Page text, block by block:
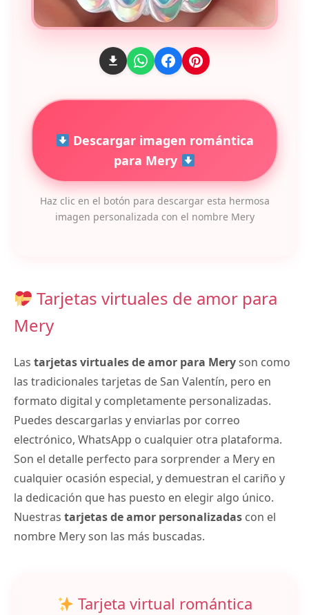
Descargar imagen romántica
para Mery
Haz clic en el botón para descargar esta hermosa
imagen personalizada con el nombre Mery
Tarjetas virtuales de amor para
Mery
Las tarjetas virtuales de amor para Meryson como
las tradicionales tarjetas de San Valentín, pero en
formato digital y completamente personalizadas.
Puedes descargarlas y enviarlas por correo
electrónico, WhatsApp o cualquier otra plataforma.
Son el detalle perfecto para sorprender a Mery en
cualquier ocasión especial, y demuestran el cariño y
la dedicación que has puesto en elegir algo único.
Nuestras tarjetas de amor personalizadas con el
nombre Mery son las más buscadas.
Tarjeta virtual romántica